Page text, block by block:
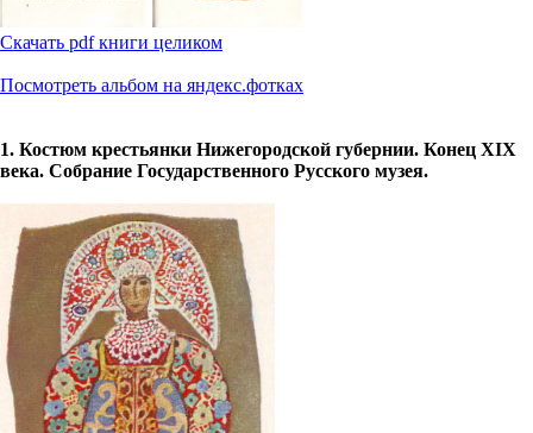
Скачать pdf книги целиком
Посмотреть альбом на яндекс.фотках
1. Костюм крестьянки Нижегородской губернии. Конец XIX
века. Собрание Государственного Русского музея.